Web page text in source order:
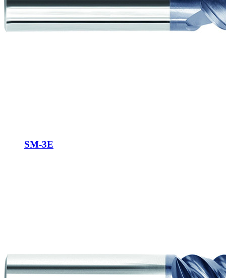
SM-3E